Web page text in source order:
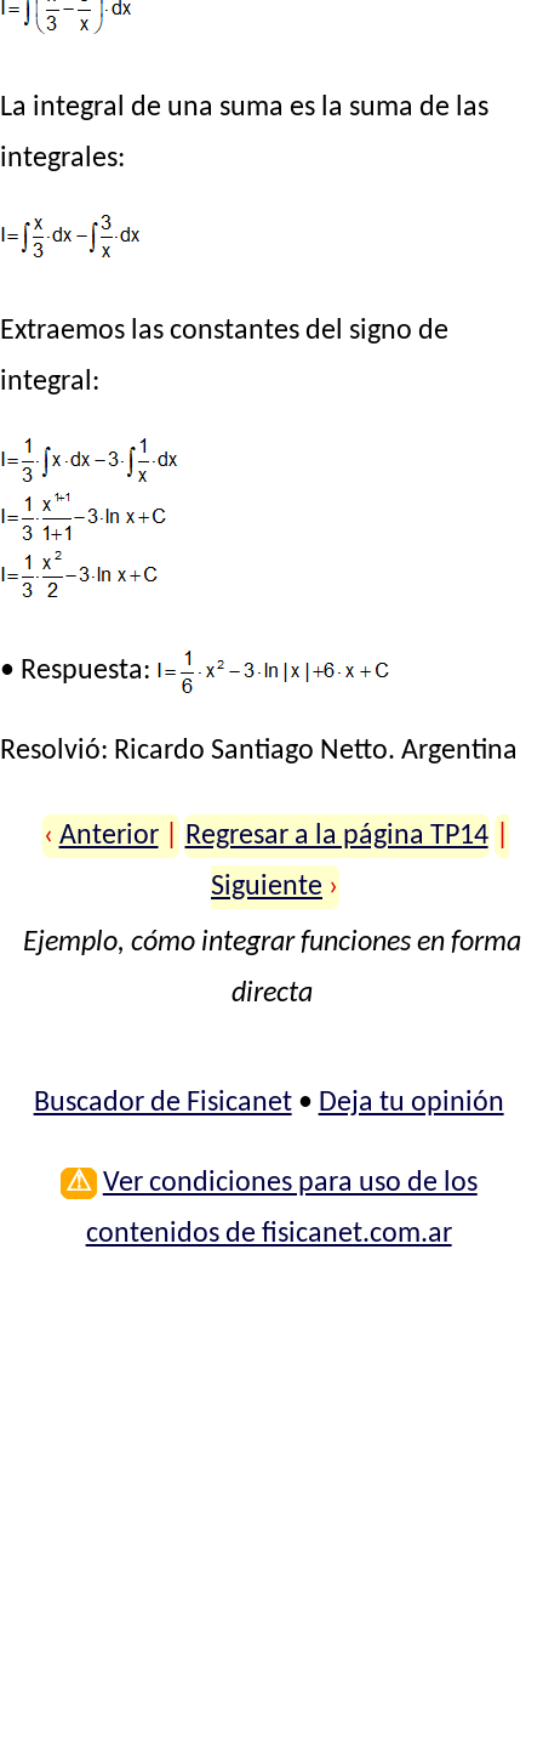
La integral de una suma es la suma de las
integrales:
Extraemos las constantes del signo de
integral:
• Respuesta:
Resolvió: Ricardo Santiago Netto. Argentina
‹ Anterior Regresar a la página TP14
Siguiente ›
Ejemplo, cómo integrar funciones en forma
directa
Buscador de Fisicanet• Deja tu opinión
⚠ Ver condiciones para uso de los
contenidos de fisicanet.com.ar